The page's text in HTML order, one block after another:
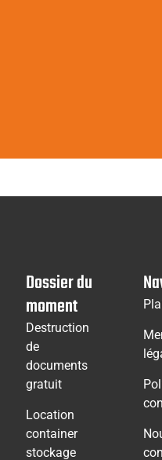
Dossier du
moment
Destruction
de
documents
gratuit
Location
container
stockage